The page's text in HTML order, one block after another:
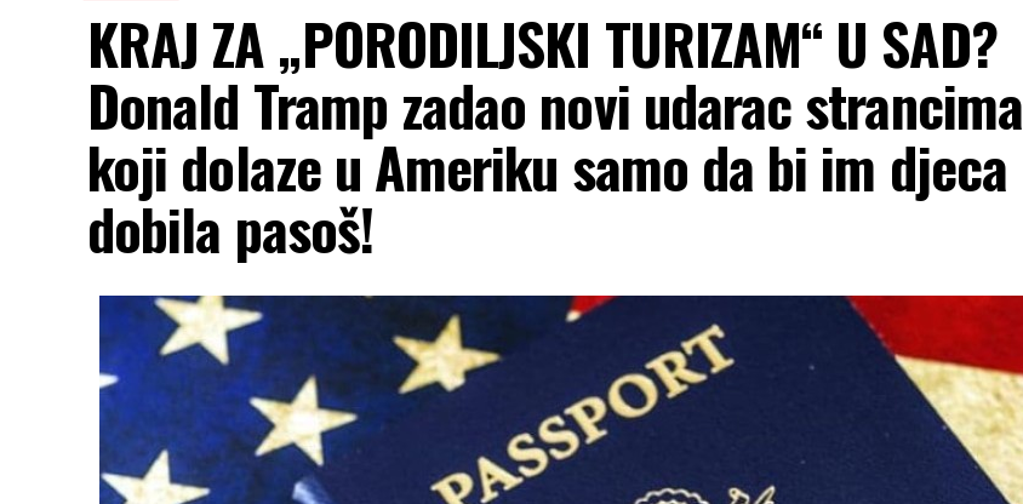
KRAJ ZA „PORODILJSKI TURIZAM“ U SAD?
Donald Tramp zadao novi udarac strancima
koji dolaze u Ameriku samo da bi im djeca
dobila pasoš!